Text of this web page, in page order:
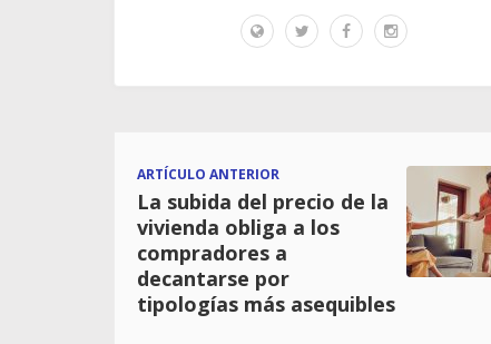
ARTÍCULO ANTERIOR
La subida del precio de la
vivienda obliga a los
compradores a
decantarse por
tipologías más asequibles